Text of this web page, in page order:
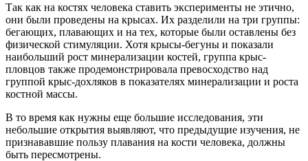
Так как на костях человека ставить эксперименты не этично,
они были проведены на крысах. Их разделили на три группы:
бегающих, плавающих и на тех, которые были оставлены без
физической стимуляции. Хотя крысы-бегуны и показали
наибольший рост минерализации костей, группа крыс-
пловцов также продемонстрировала превосходство над
группой крыс-дохляков в показателях минерализации и роста
костной массы.
В то время как нужны еще большие исследования, эти
небольшие открытия выявляют, что предыдущие изучения, не
признававшие пользу плавания на кости человека, должны
быть пересмотрены.